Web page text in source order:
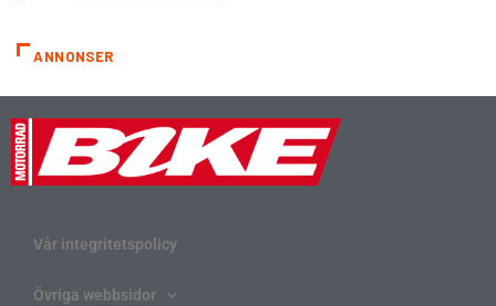
ANNONSER
Vår integritetspolicy
Övriga webbsidor